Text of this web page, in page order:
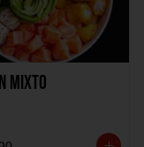
Mixto